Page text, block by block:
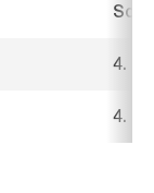
4.
4.